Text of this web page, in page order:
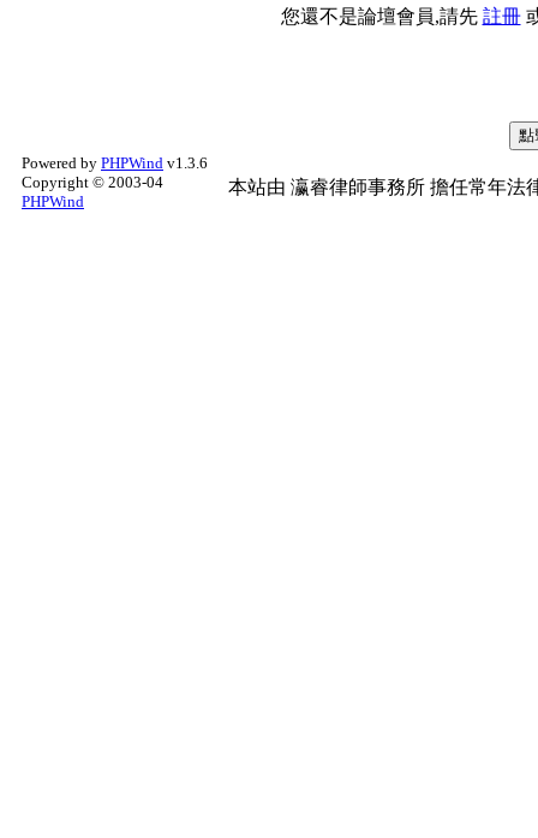
您還不是論壇會員,請先 註冊
Powered by PHPWind v1.3.6
Copyright © 2003-04
PHPWind
本站由 瀛睿律師事務所 擔任常年法